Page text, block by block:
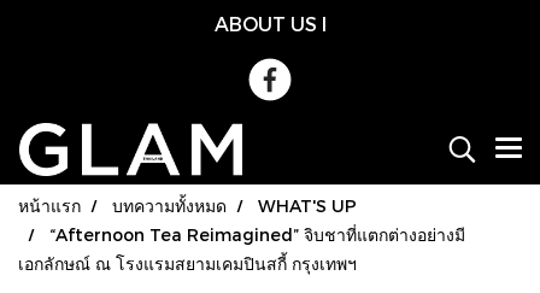
ABOUT US l
หน้าแรก บทความทั้งหมด
WHAT'S UP
“Afternoon Tea Reimagined” จิบชาที่แตกต่างอย่างมี
เอกลักษณ์ ณ โรงแรมสยามเคมปินสกี้ กรุงเทพฯ